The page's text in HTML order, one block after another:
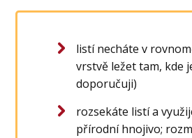
listí necháte v
vrstvě ležet tam, kde
doporučuji)
rozsekáte listí a
přírodní hnojivo;